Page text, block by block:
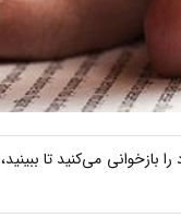
می‌کنید تا ببینید،